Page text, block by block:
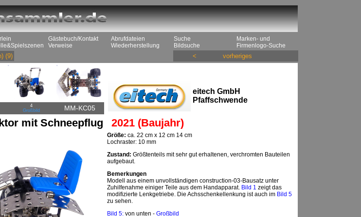
Gästebuch/Kontakt
Verweise
Abrufdateien
Wiederherstellung
Suche
Bildsuche
Marken- und
Firmenlogo-Suche
(9) < vorheriges
4
Großbild
MM-KC05
eitech GmbH
Pfaffschwende
mit Schneepflug 2021 (Baujahr)
Größe: ca. 22 cm x 12 cm 14 cm
Lochraster: 10 mm
Zustand: Größtenteils mit sehr gut erhaltenen, verchromten Bauteilen
aufgebaut.
Bemerkungen
Modell aus einem unvollständigen construction-03-Bausatz unter
Zuhilfenahme einiger Teile aus dem Handapparat. Bild 1 zeigt das
modifizierte Lenkgetriebe. Die Achsschenkellenkung ist auch im Bild 5
zu sehen.
Bild 5: von unten - Großbild